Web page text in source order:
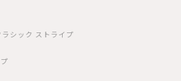
シック ストライプ